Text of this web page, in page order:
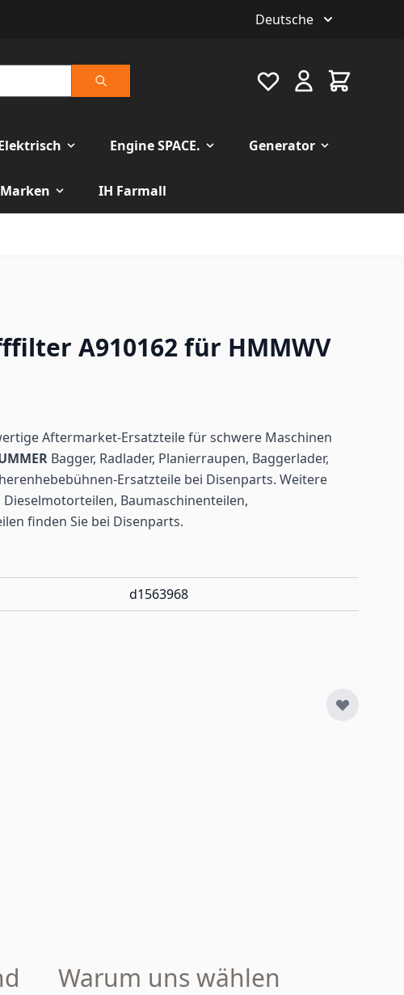
Deutsche
Suche
Favourite Warenkorb
Engine SPACE. Generator
Marken
IH Farmall
A910162 für HMMWV
Aftermarket-Ersatzteile für schwere Maschinen
Bagger, Radlader, Planierraupen, Baggerlader,
Ersatzteile bei Disenparts. Weitere
Baumaschinenteilen,
finden Sie bei Disenparts.
d1563968
Warum uns wählen